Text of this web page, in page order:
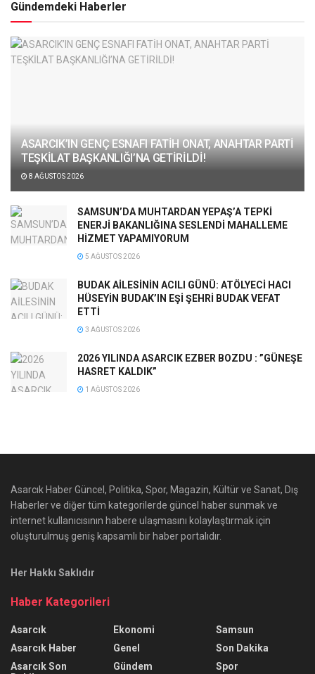
Gündemdeki Haberler
ASARCIK’IN GENÇ ESNAFI FATİH ONAT, ANAHTAR PARTİ
TEŞKİLAT BAŞKANLIĞI’NA GETİRİLDİ!
8 AĞUSTOS 2026
SAMSUN’DA MUHTARDAN YEPAŞ’A TEPKİ
ENERJİ BAKANLIĞINA SESLENDİ MAHALLEME
HİZMET YAPAMIYORUM
5 AĞUSTOS 2026
BUDAK AİLESİNİN ACILI GÜNÜ: ATÖLYECİ HACI
HÜSEYİN BUDAK’IN EŞİ ŞEHRİ BUDAK VEFAT
ETTİ
3 AĞUSTOS 2026
2026 YILINDA ASARCIK EZBER BOZDU : ”GÜNEŞE
HASRET KALDIK”
1 AĞUSTOS 2026
Asarcık Haber Güncel, Politika, Spor, Magazin, Kültür ve Sanat, Dış
Haberler ve diğer tüm kategorilerde güncel haber sunmak ve
internet kullanıcısının habere ulaşmasını kolaylaştırmak için
oluşturulmuş geniş kapsamlı bir haber portalıdır.
Her Hakkı Saklıdır
Haber Kategorileri
Asarcık
Asarcık Haber
Asarcık Son
Ekonomi
Genel
Gündem
Samsun
Son Dakika
Spor